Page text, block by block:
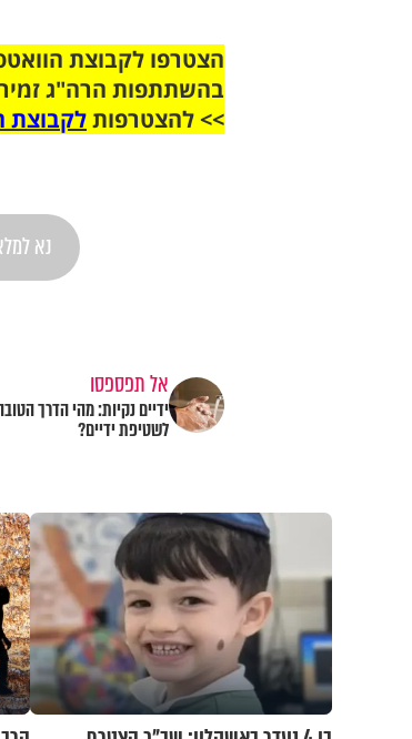
בהשתתפות הרה"ג
>> להצטרפותלקבוצת
אל תפספסו
ידיים נקיות: מהי הדרך
לשטיפת ידיים?